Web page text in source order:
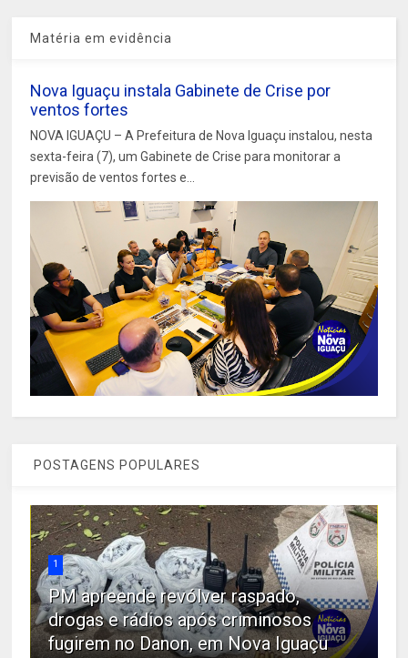
Matéria em evidência
Nova Iguaçu instala Gabinete de Crise por
ventos fortes
NOVA IGUAÇU – A Prefeitura de Nova Iguaçu instalou, nesta
sexta-feira (7), um Gabinete de Crise para monitorar a
previsão de ventos fortes e...
POSTAGENS POPULARES
1
PM apreende revólver raspado,
drogas e rádios após criminosos
fugirem no Danon, em Nova Iguaçu